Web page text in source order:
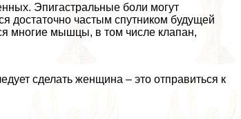
Эпигастральные боли могут
достаточно частым спутником будущей
многие мышцы, в том числе клапан,
сделать женщина – это отправиться к